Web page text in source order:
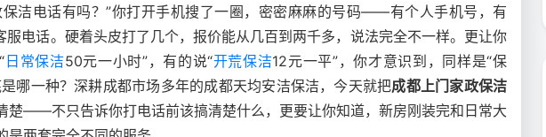
保洁电话有吗？”你打开手机搜了一圈，密密麻麻的号码——有个人手机号，有
服电话。硬着头皮打了几个，报价能从几百到两千多，说法完全不一样。更让你
日常保洁50元一小时”，有的说“开荒保洁12元一平”，你才意识到，同样是“保
哪一种？深耕成都市场多年的成都天均安洁保洁，今天就把成都上门家政保洁
楚——不只告诉你打电话前该搞清楚什么，更要让你知道，新房刚装完和日常大